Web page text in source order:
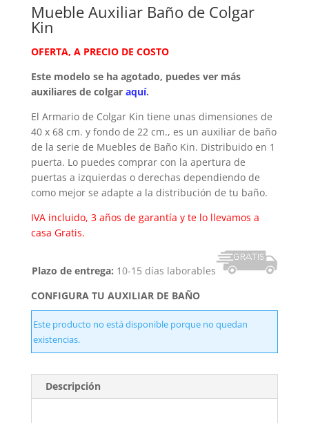
Mueble Auxiliar Baño de Colgar
Kin
OFERTA, A PRECIO DE COSTO
Este modelo se ha agotado, puedes ver más
auxiliares de colgar aquí.
El Armario de Colgar Kin tiene unas dimensiones de
40 x 68 cm. y fondo de 22 cm., es un auxiliar de baño
de la serie de Muebles de Baño Kin. Distribuido en 1
puerta. Lo puedes comprar con la apertura de
puertas a izquierdas o derechas dependiendo de
como mejor se adapte a la distribución de tu baño.
IVA incluido, 3 años de garantía y te lo llevamos a
casa Gratis.
Plazo de entrega: 10-15 días laborables
CONFIGURA TU AUXILIAR DE BAÑO
Este producto no está disponible porque no quedan
existencias.
Descripción